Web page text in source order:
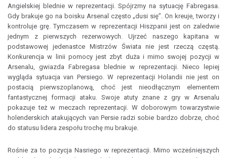
Angielskiej blednie w reprezentacji. Spójrzmy na sytuację Fabregasa.
Gdy brakuje go na boisku Arsenal często „dusi się”. On kreuje, tworzy i
kontroluje grę. Tymczasem w reprezentacji Hiszpanii jest on zaledwie
jednym z pierwszych rezerwowych. Ujrzeć naszego kapitana w
podstawowej jedenastce Mistrzów Świata nie jest rzeczą częstą.
Konkurencja w linii pomocy jest zbyt duża i mimo swojej pozycji w
Arsenalu, gwiazda Fabregasa blednie w reprezentacji. Nieco lepiej
wygląda sytuacja van Persiego. W reprezentacji Holandii nie jest on
postacią pierwszoplanową, choć jest nieodłącznym elementem
fantastycznej formacji ataku. Swoje atuty znane z gry w Arsenalu
pokazuje też w meczach reprezentacji. W doborowym towarzystwie
holenderskich atakujących van Persie radzi sobie bardzo dobrze, choć
do statusu lidera zespołu trochę mu brakuje.
Rośnie za to pozycja Nasriego w reprezentacji. Mimo wcześniejszych